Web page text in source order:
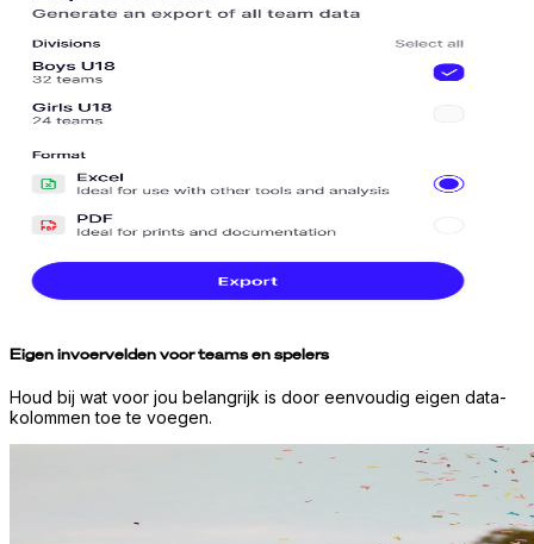
Eigen invoervelden voor teams en spelers
Houd bij wat voor jou belangrijk is door eenvoudig eigen data-
kolommen toe te voegen.